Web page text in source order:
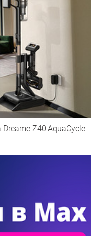
Z40 AquaCycle